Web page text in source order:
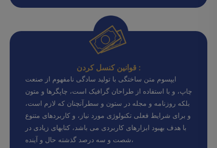
قوانین کنسل کردن :
ایپسوم متن ساختگی با تولید سادگی نامفهوم از صنعت
چاپ، و با استفاده از طراحان گرافیک است، چاپگرها و متون
بلکه روزنامه و مجله در ستون و سطرآنچنان که لازم است،
و برای شرایط فعلی تکنولوژی مورد نیاز، و کاربردهای متنوع
با هدف بهبود ابزارهای کاربردی می باشد، کتابهای زیادی در
شصت و سه درصد گذشته حال و آینده،